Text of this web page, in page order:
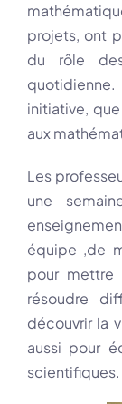
projets, ont
du rôle
initiative,
aux
Les
une
équipe ,de
pour
résoudre
découvrir la
aussi pour
scientifiques.